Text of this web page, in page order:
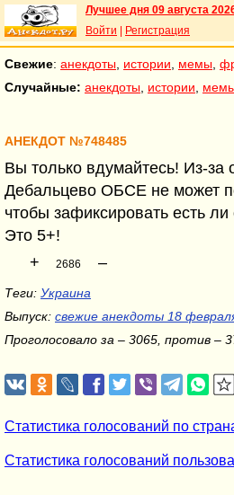
Лучшее дня 09 августа
Войти
Регистрация
Свежие: анекдоты истории мемы
Случайные: анекдоты истории
АНЕКДОТ №748485
Вы только вдумайтесь! Из-за
Дебальцево ОБСЕ не может
чтобы зафиксировать есть
Это 5+!
+
2686 –
Теги: Украина
Выпуск: свежие анекдоты 18
Проголосовало за – 3065, против –
Статистика голосований по
Статистика голосований